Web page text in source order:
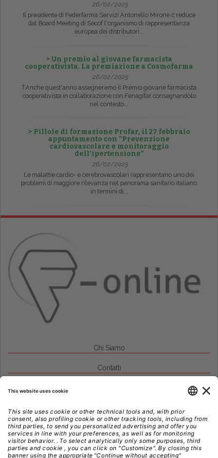
26/02/2025
Il presidente di Federfarma Servizi Antonello Mirone č reduce
dal Board Meeting di Secof l'organismo di rappresentanza
europea dei distributori...
> Un premio al giovane farmacista
cooperativista. La premiazione a Cosmofarma
26/02/2025
ŤAnche quest'anno assegneremo il Premio giovane farmacista
cooperativista in collaborazione con Fenagifar consegnandolo
nel contesto...
> Pillole di formazione Profar, il 27 febbraio
appuntamento con “Prevenzione
cardiovascolare e monitoraggio
dell’ipertensione”
26/02/2025
Le malattie cardio- e cerebrovascolari rappresentano uno dei
problemi di maggiore rilevanza nel panorama sanitario italiano
in termini di...
Chi Siamo
Contatti
Note Legali
Privacy
Gestione Cookie